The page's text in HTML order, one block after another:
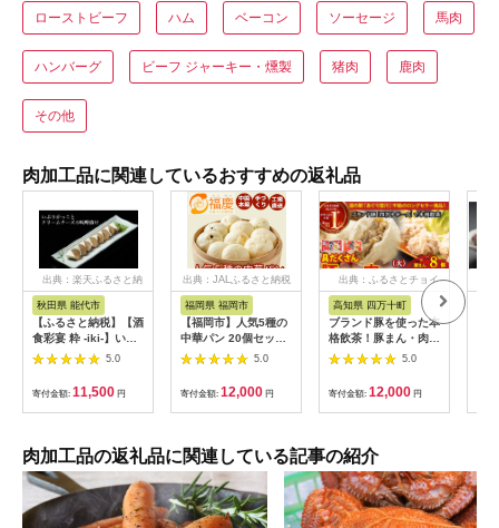
ローストビーフ ハム ベーコン ソーセージ 馬肉
ハンバーグ ビーフ ジャーキー・燻製 猪肉 鹿肉
その他
肉加工品に関連しているおすすめの返礼品
出典：楽天ふるさと納
秋田県 能代市
【ふるさと納税】【酒
食彩宴 粋 -iki-】いぶ
りがっことクリームチ
り×3パック 惣菜 漬物
ご当地グルメ つまみ
お酒のあて お届
間～1か月程度でお届
けします。※在庫状況
によってお待ちいただ
く場合がございます。
5.0
寄付金額: 11,500 円
出典：JALふるさと納税
福岡県 福岡市
【福岡市】人気5種の
中華パン 20個セット
| 福岡県 福岡 九州 返
グルメ 取り寄せ グル
メ 食品 お取り寄せ 中
華まん 中華饅頭 肉ま
め合わせ セット 食べ
比べセット 食べ比べ
中華 ご当地 食べ物
5.0
寄付金額: 12,000 円
出典：ふるさとチョイ
高知県 四万十町
ブランド豚を使った本
格飲茶！豚まん・肉し
ゅうまいセット(大)
まん 冷凍 人気 おすす
め 惣菜 国産
5.0
寄付金額: 12,000 円
肉加工品の返礼品に関連している記事の紹介